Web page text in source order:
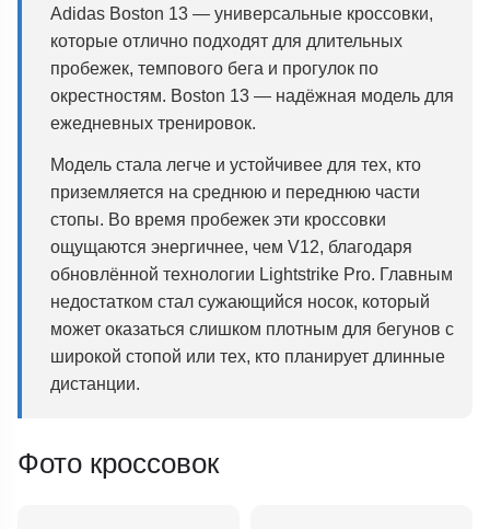
Adidas Boston 13 — универсальные кроссовки,
которые отлично подходят для длительных
пробежек, темпового бега и прогулок по
окрестностям. Boston 13 — надёжная модель для
ежедневных тренировок.
Модель стала легче и устойчивее для тех, кто
приземляется на среднюю и переднюю части
стопы. Во время пробежек эти кроссовки
ощущаются энергичнее, чем V12, благодаря
обновлённой технологии Lightstrike Pro. Главным
недостатком стал сужающийся носок, который
может оказаться слишком плотным для бегунов с
широкой стопой или тех, кто планирует длинные
дистанции.
Фото кроссовок